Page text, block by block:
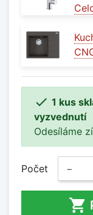
 1 kus
vyzvednutí
Odesíláme
Počet −
